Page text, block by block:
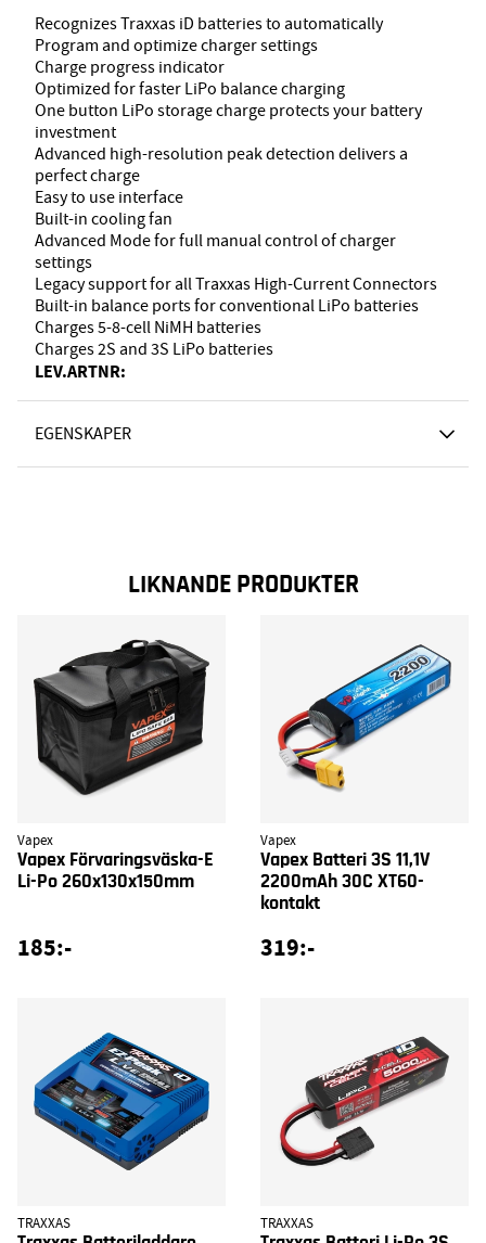
Recognizes Traxxas iD batteries to automatically
Program and optimize charger settings
Charge progress indicator
Optimized for faster LiPo balance charging
One button LiPo storage charge protects your battery
investment
Advanced high-resolution peak detection delivers a
perfect charge
Easy to use interface
Built-in cooling fan
Advanced Mode for full manual control of charger
settings
Legacy support for all Traxxas High-Current Connectors
Built-in balance ports for conventional LiPo batteries
Charges 5-8-cell NiMH batteries
Charges 2S and 3S LiPo batteries
LEV.ARTNR:
EGENSKAPER
LIKNANDE PRODUKTER
Vapex
Vapex Förvaringsväska-E
Li-Po 260x130x150mm
185:-
Vapex
Vapex Batteri 3S 11,1V
2200mAh 30C XT60-
kontakt
319:-
TRAXXAS TRAXXAS